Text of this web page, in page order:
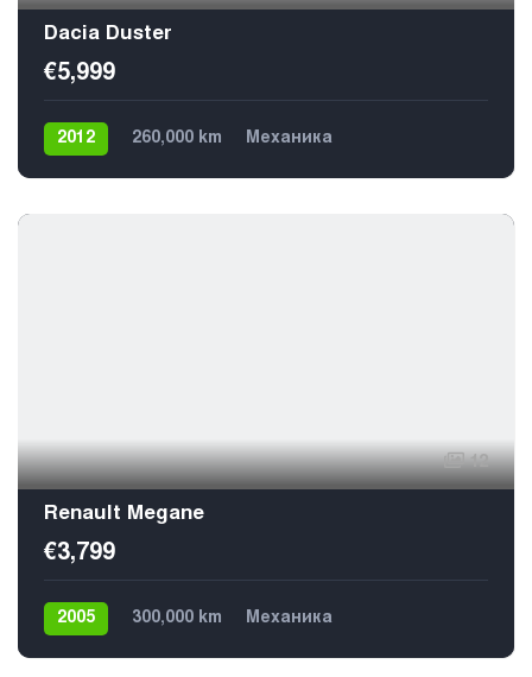
Dacia Duster
€5,999
2012 260,000 km
Механика
12
Renault Megane
€3,799
2005 300,000 km
Механика